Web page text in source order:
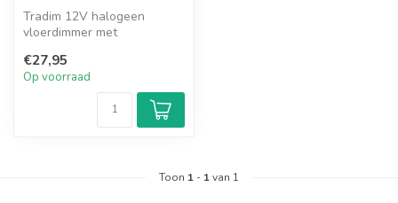
Tradim 12V halogeen
vloerdimmer met
(35-105W). Gesch...
€27,95
Op voorraad
Toon 1 - 1van 1